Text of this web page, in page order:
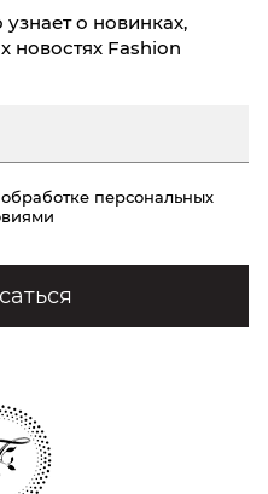
узнает о новинках,
новостях Fashion
персональных